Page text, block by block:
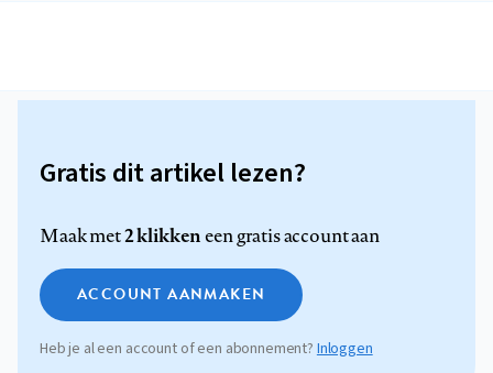
Gratis dit artikel lezen?
Maak met2 klikkeneen gratis account aan
ACCOUNT AANMAKEN
Heb je al een account of een abonnement? Inloggen